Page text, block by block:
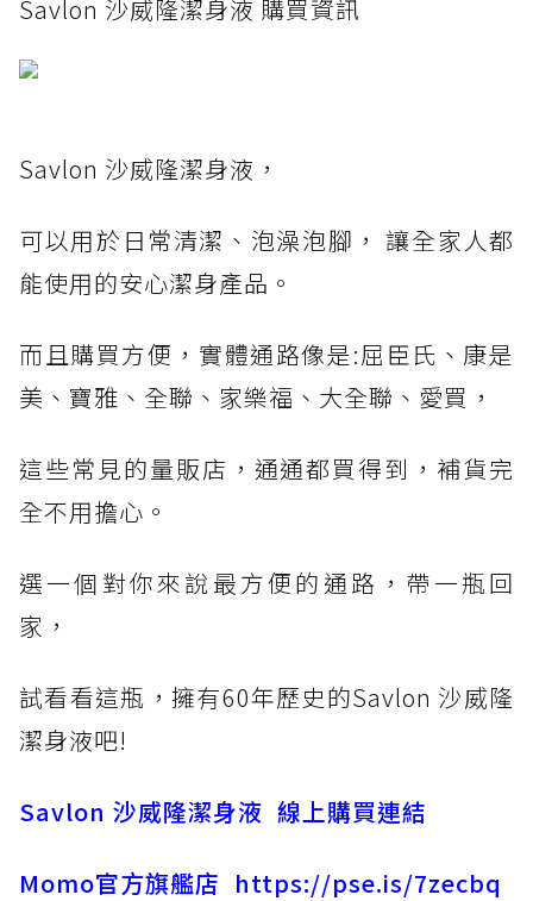
Savlon 沙威隆潔身液 購買資訊
Savlon 沙威隆潔身液，
可以用於日常清潔、泡澡泡腳， 讓全家人都
能使用的安心潔身產品。
而且購買方便，實體通路像是:屈臣氏、康是
美、寶雅、全聯、家樂福、大全聯、愛買，
這些常見的量販店，通通都買得到，補貨完
全不用擔心。
選一個對你來說最方便的通路，帶一瓶回
家，
試看看這瓶，擁有60年歷史的Savlon 沙威隆
潔身液吧!
Savlon 沙威隆潔身液 線上購買連結
Momo官方旗艦店 https://pse.is/7zecbq